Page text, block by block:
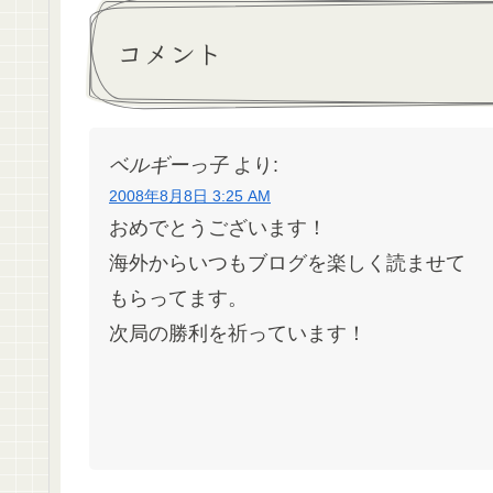
コメント
ベルギーっ子 より:
2008年8月8日 3:25 AM
おめでとうございます！
海外からいつもブログを楽しく読ませて
もらってます。
次局の勝利を祈っています！